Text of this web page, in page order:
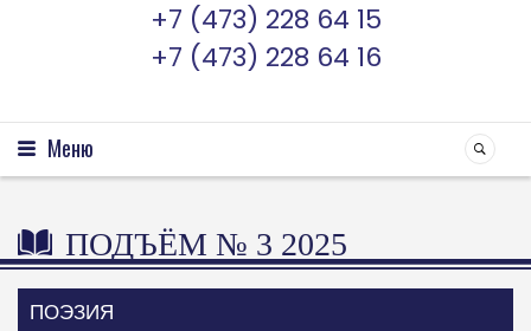
+7 (473) 228 64 15
+7 (473) 228 64 16
Меню
ПОДЪЁМ № 3 2025
ПОЭЗИЯ